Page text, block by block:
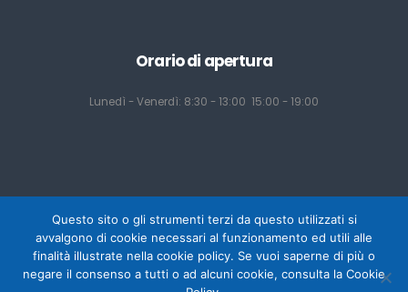
Orario di apertura
Lunedì - Venerdì: 8:30 - 13:00 15:00 - 19:00
Powered by Mediacom Design - Antonio Palumbo
Questo sito o gli strumenti terzi da questo utilizzati si
avvalgono di cookie necessari al funzionamento ed utili alle
finalità illustrate nella cookie policy. Se vuoi saperne di più o
negare il consenso a tutti o ad alcuni cookie, consulta la Cookie